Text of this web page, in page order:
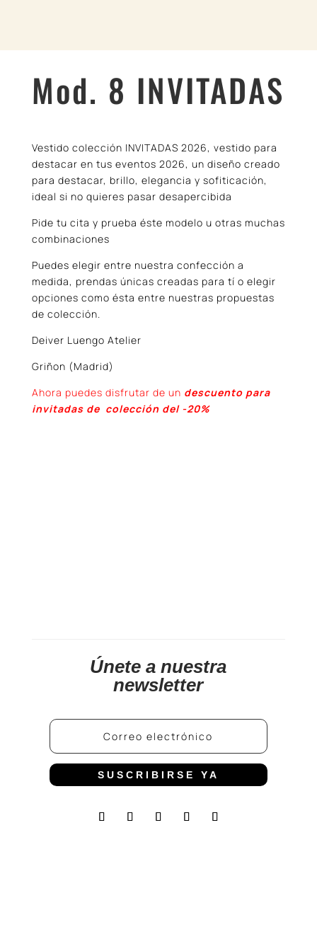
Mod. 8 INVITADAS
Vestido colección INVITADAS 2026, vestido para
destacar en tus eventos 2026, un diseño creado
para destacar, brillo, elegancia y sofiticación,
ideal si no quieres pasar desapercibida
Pide tu cita y prueba éste modelo u otras muchas
combinaciones
Puedes elegir entre nuestra confección a
medida, prendas únicas creadas para tí o elegir
opciones como ésta entre nuestras propuestas
de colección.
Deiver Luengo Atelier
Griñon (Madrid)
Ahora puedes disfrutar de un descuento para
invitadas de colección del -20%
Únete a nuestra
newsletter
SUSCRIBIRSE YA